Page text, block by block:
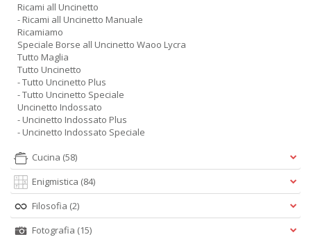
Ricami all Uncinetto
- Ricami all Uncinetto Manuale
Ricamiamo
Speciale Borse all Uncinetto Waoo Lycra
Tutto Maglia
Tutto Uncinetto
- Tutto Uncinetto Plus
- Tutto Uncinetto Speciale
Uncinetto Indossato
- Uncinetto Indossato Plus
- Uncinetto Indossato Speciale
Cucina (58)
Enigmistica (84)
Filosofia (2)
Fotografia (15)